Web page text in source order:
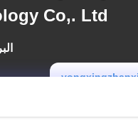
Co,. Ltd.